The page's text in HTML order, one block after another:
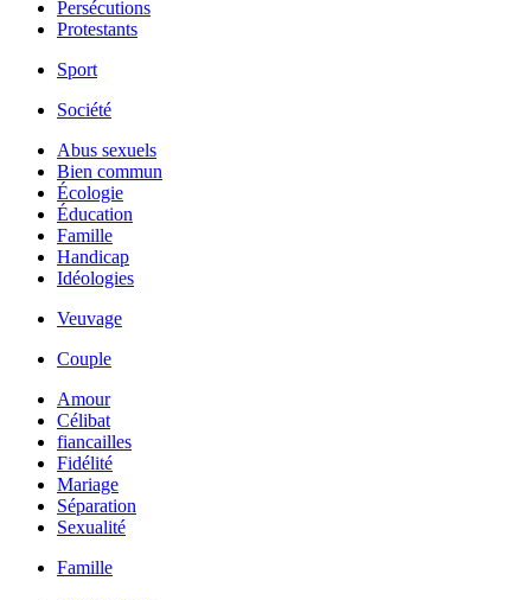
Persécutions
Protestants
Sport
Société
Abus sexuels
Bien commun
Écologie
Éducation
Famille
Handicap
Idéologies
Veuvage
Couple
Amour
Célibat
fiancailles
Fidélité
Mariage
Séparation
Sexualité
Famille